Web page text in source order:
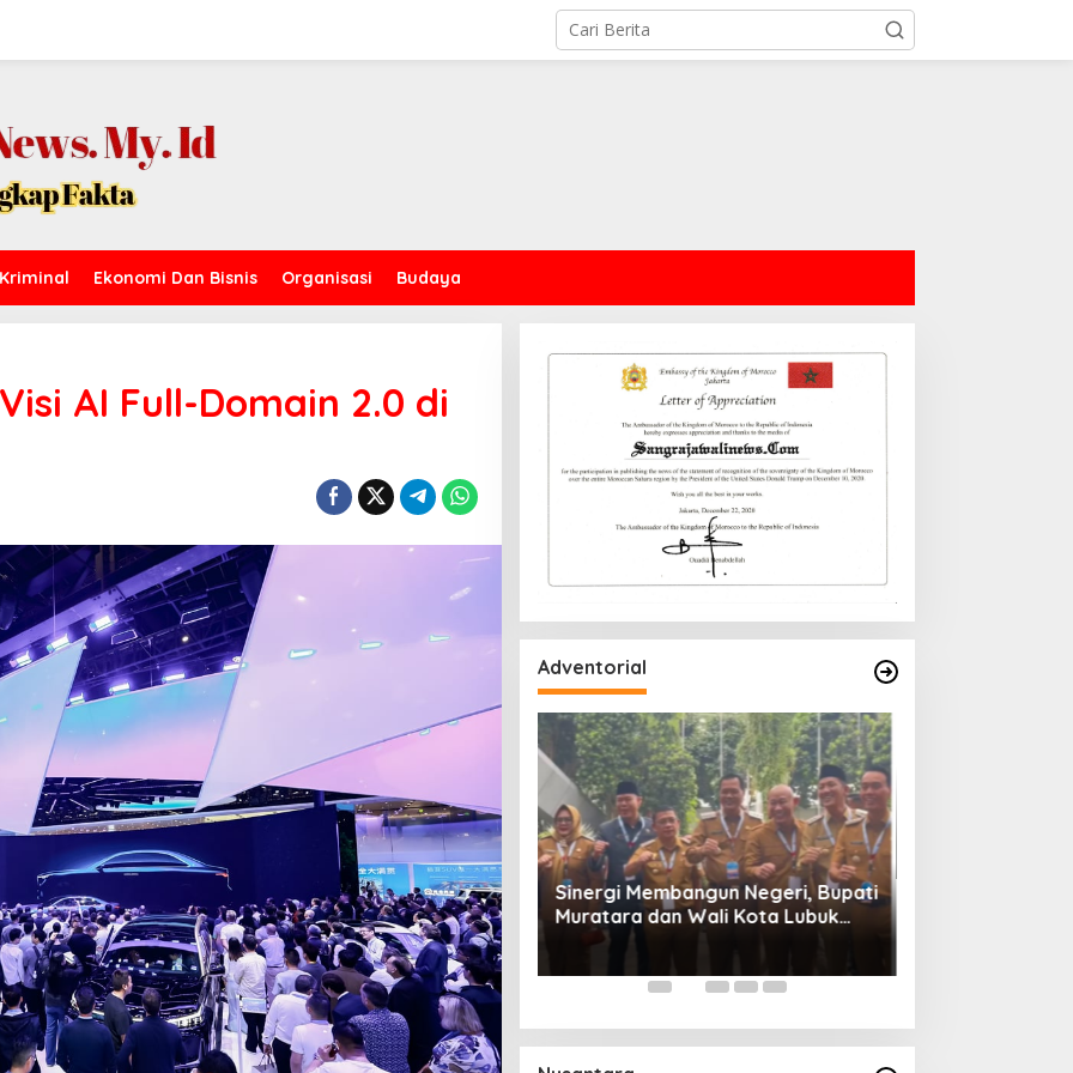
Ekonomi Dan Bisnis Organisasi Budaya
AI Full-Domain 2.0 di
Adventorial
Polsek Celala Gotong Royong
Meunasah dan Pembuatan Sumur
Bor Bantuan Kapolres Aceh
Tengah di Kuyun Uken
Sinergi Membangun Negeri, Bupati
Muratara dan Wali Kota Lubuk
Linggau Hadiri Rakornas 2026 Di